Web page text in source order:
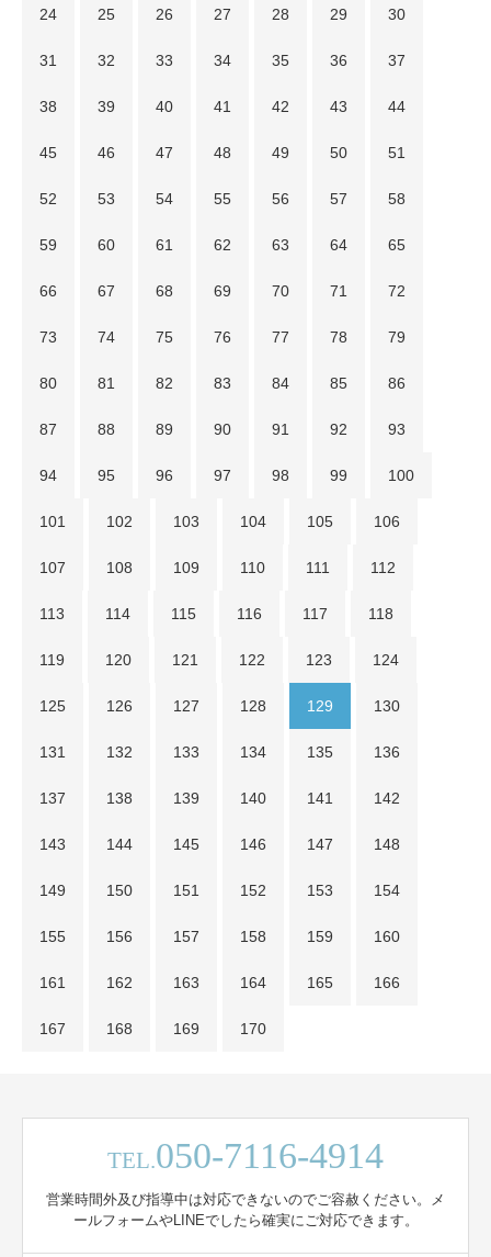
24 25 26 27 28 29 30
31 32 33 34 35 36 37
38 39 40 41 42 43 44
45 46 47 48 49 50 51
52 53 54 55 56 57 58
59 60 61 62 63 64 65
66 67 68 69 70 71 72
73 74 75 76 77 78 79
80 81 82 83 84 85 86
87 88 89 90 91 92 93
94 95 96 97 98 99 100
101 102 103 104 105 106
107 108 109 110 111 112
113 114 115 116 117 118
119 120 121 122 123 124
125 126 127 128 129 130
131 132 133 134 135 136
137 138 139 140 141 142
143 144 145 146 147 148
149 150 151 152 153 154
155 156 157 158 159 160
161 162 163 164 165 166
167 168 169 170
TEL.050-7116-4914
営業時間外及び指導中は対応できないのでご容赦ください。メ
ールフォームやLINEでしたら確実にご対応できます。